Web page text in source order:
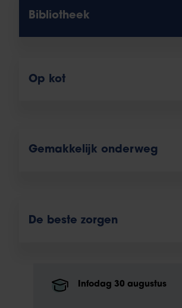
Bibliotheek
Op kot
Gemakkelijk onderweg
De beste zorgen
Infodag 30 augustus